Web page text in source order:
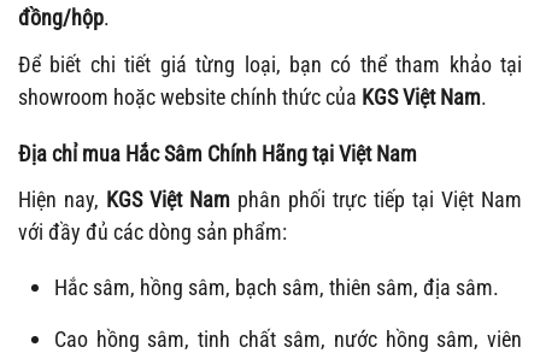
đồng/hộp.
Để biết chi tiết giá từng loại, bạn có thể tham khảo tại
showroom hoặc website chính thức của KGS Việt Nam.
Địa chỉ mua Hắc Sâm Chính Hãng tại Việt Nam
Hiện nay, KGS Việt Nam phân phối trực tiếp tại Việt Nam
với đầy đủ các dòng sản phẩm:
Hắc sâm, hồng sâm, bạch sâm, thiên sâm, địa sâm.
Cao hồng sâm, tinh chất sâm, nước hồng sâm, viên